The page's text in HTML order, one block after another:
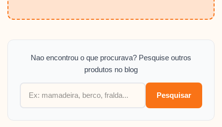
Nao encontrou o que procurava? Pesquise outros
produtos no blog
Pesquisar